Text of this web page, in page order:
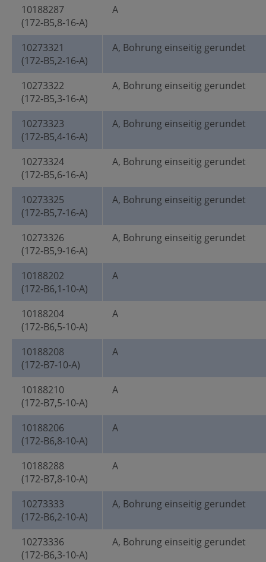
10188287
(172-B5,8-16-A)
A
10273321
(172-B5,2-16-A)
A, Bohrung einseitig gerundet
10273322
(172-B5,3-16-A)
A, Bohrung einseitig gerundet
10273323
(172-B5,4-16-A)
A, Bohrung einseitig gerundet
10273324
(172-B5,6-16-A)
A, Bohrung einseitig gerundet
10273325
(172-B5,7-16-A)
A, Bohrung einseitig gerundet
10273326
(172-B5,9-16-A)
A, Bohrung einseitig gerundet
10188202
(172-B6,1-10-A)
A
10188204
(172-B6,5-10-A)
A
10188208
(172-B7-10-A)
A
10188210
(172-B7,5-10-A)
A
10188206
(172-B6,8-10-A)
A
10188288
(172-B7,8-10-A)
A
10273333
(172-B6,2-10-A)
A, Bohrung einseitig gerundet
10273336
(172-B6,3-10-A)
A, Bohrung einseitig gerundet